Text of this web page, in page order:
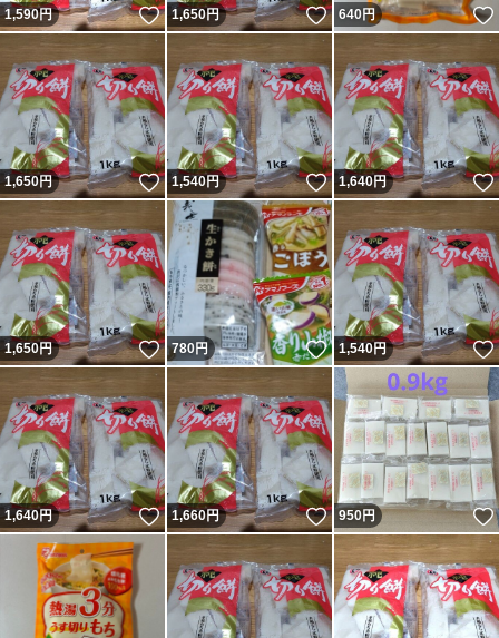
1,590円 いいね！
1,650円 いいね！
640円
1,650円 いいね！
1,540円 いいね！
1,640円
1,650円 いいね！
780円 いいね！
1,540円
1,640円 いいね！
1,660円 いいね！
950円